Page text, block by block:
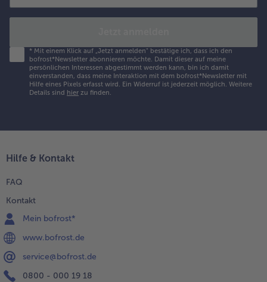
* Mit einem Klick auf „Jetzt anmelden" bestätige ich, dass ich den
bofrost*Newsletter abonnieren möchte. Damit dieser auf meine
persönlichen Interessen abgestimmt werden kann, bin ich damit
einverstanden, dass meine Interaktion mit dem bofrost*Newsletter mit
Hilfe eines Pixels erfasst wird. Ein Widerruf ist jederzeit möglich. Weitere
Details sind hier zu finden.
Hilfe & Kontakt
FAQ
Kontakt
Mein bofrost*
www.bofrost.de
service@bofrost.de
0800 - 000 19 18